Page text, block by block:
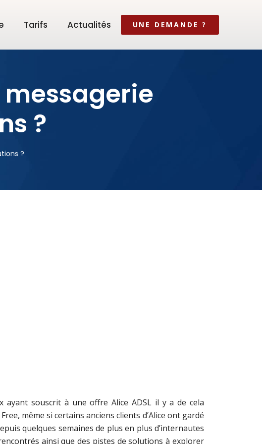
Tarifs Actualités UNE DEMANDE ?
?
?
ayant souscrit à une offre Alice ADSL il y a de cela
même si certains anciens clients d’Alice ont gardé
quelques semaines de plus en plus d’internautes
ainsi que des pistes de solutions à explorer